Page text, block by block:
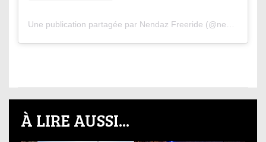
À LIRE AUSSI...